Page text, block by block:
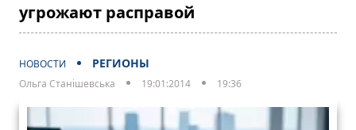
угрожают расправой
НОВОСТИ РЕГИОНЫ
Ольга Станішевська 19:01:2014 19:36